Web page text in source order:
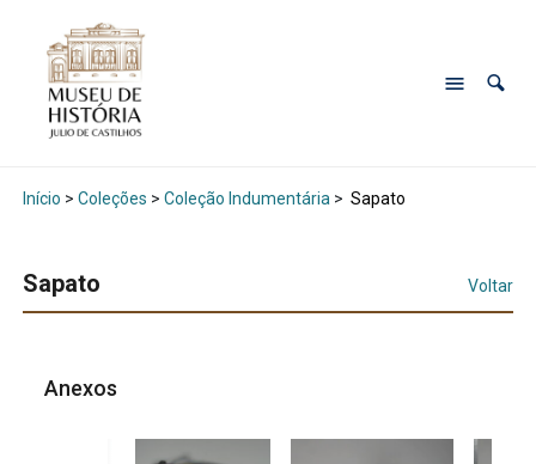
Início > Coleções > Coleção Indumentária > Sapato
Sapato Voltar
Anexos